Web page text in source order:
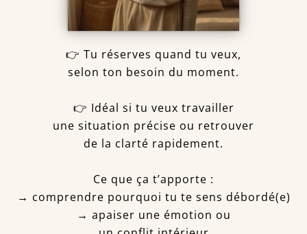
👉 Tu réserves quand tu veux,
selon ton besoin du moment.
👉 Idéal si tu veux travailler
une situation précise ou retrouver
de la clarté rapidement.
Ce que ça t’apporte :
→ comprendre pourquoi tu te sens débordé(e)
→ apaiser une émotion ou